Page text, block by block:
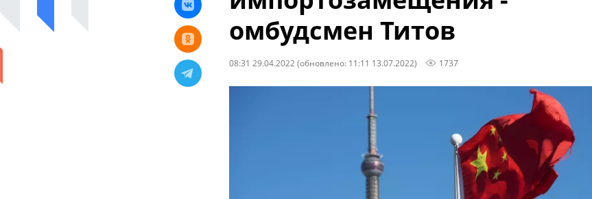
омбудсмен Титов
08:31 29.04.2022 (обновлено: 11:11 13.07.2022) 1737